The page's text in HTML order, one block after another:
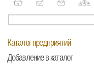
Каталог предприятий
Добавление в каталог